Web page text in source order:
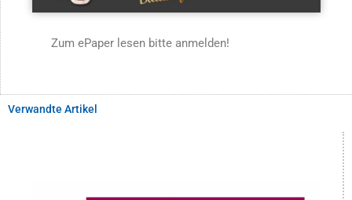
Zum ePaper lesen bitte anmelden!
Verwandte Artikel